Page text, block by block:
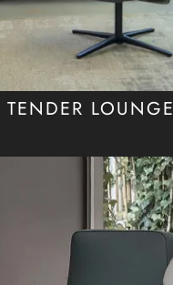
TENDER LOUNGE